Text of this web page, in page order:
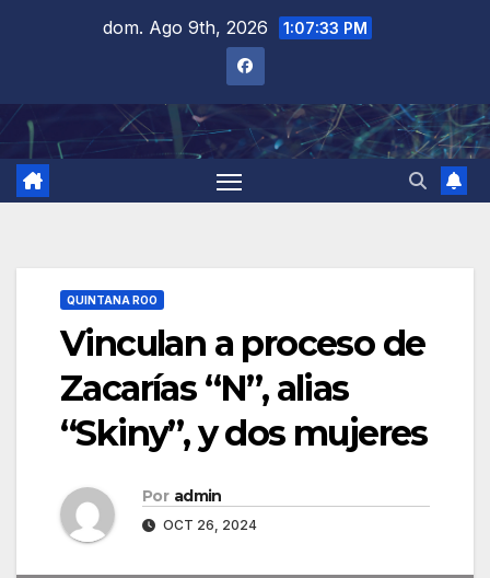
dom. Ago 9th, 2026 1:07:34 PM
QUINTANA ROO
Vinculan a proceso de
Zacarías “N”, alias
“Skiny”, y dos mujeres
Por admin
OCT 26, 2024